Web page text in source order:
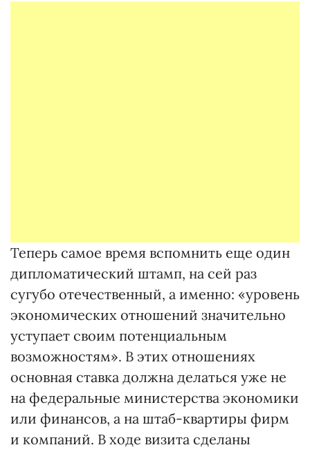
Теперь самое время вспомнить еще один
дипломатический штамп, на сей раз
сугубо отечественный, а именно: «уровень
экономических отношений значительно
уступает своим потенциальным
возможностям». В этих отношениях
основная ставка должна делаться уже не
на федеральные министерства экономики
или финансов, а на штаб-квартиры фирм
и компаний. В ходе визита сделаны